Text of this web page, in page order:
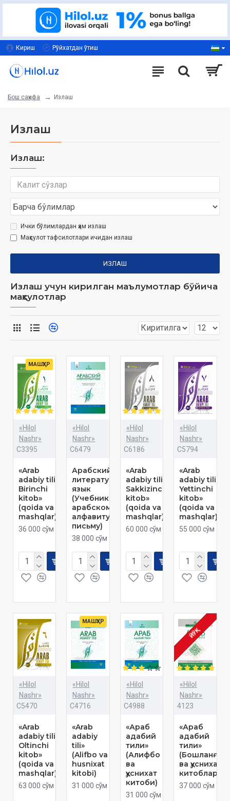
Кириш Рўйхатдан ўтиш
Бош саҳифа Излаш
Излаш
Излаш:
Ички бўлимлардан ҳам излаш
Маҳсулот тафсилотлари ичидан излаш
ИЗЛАШ
Излаш учун кирилган маълумотлар бўйича
маҳсулотлар
МАШҲУР
«Hilol
Nashr»
C3395
«Arab
adabiy tili.
Birinchi
kitob»
(qoida va
mashqlar)
36 000 сўм
«Hilol
Nashr»
C6479
Арабский
литературный
язык
(Учебник по
арабскому
алфавиту и
письму)
38 000 сўм
«Hilol
Nashr»
C6186
«Arab
adabiy tili.
Sakkizinchi
kitob»
(qoida va
mashqlar)
60 000 сўм
«Hilol
Nashr»
C5794
«Arab
adabiy tili.
Yettinchi
kitob»
(qoida va
mashqlar)
55 000 сўм
«Hilol
Nashr»
C5470
«Arab
adabiy tili.
Oltinchi
kitob»
(qoida va
mashqlar)
63 000 сўм
МАШҲУР
«Hilol
Nashr»
C4716
«Arab
adabiy
tili»
(Alifbo va
husnixat
kitobi)
31 000 сўм
«Hilol
Nashr»
C4988
«Араб
адабий
тили»
(Алифбо
ва
ҳуснихат
китоби)
31 000 сўм
ЙЎҚ
«Hilol
Nashr»
4123
«Араб
адабий
тили»
(Бошланғич
ва ҳуснихат
китоблари)
37 000 сўм